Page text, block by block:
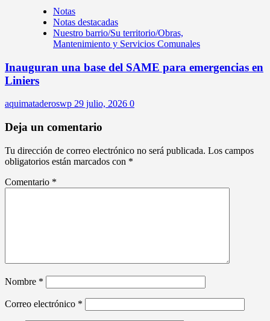
Notas
Notas destacadas
Nuestro barrio/Su territorio/Obras,
Mantenimiento y Servicios Comunales
Inauguran una base del SAME para emergencias en
Liniers
aquimataderoswp 29 julio, 2026 0
Deja un comentario
Tu dirección de correo electrónico no será publicada. Los campos
obligatorios están marcados con *
Comentario *
Nombre *
Correo electrónico *